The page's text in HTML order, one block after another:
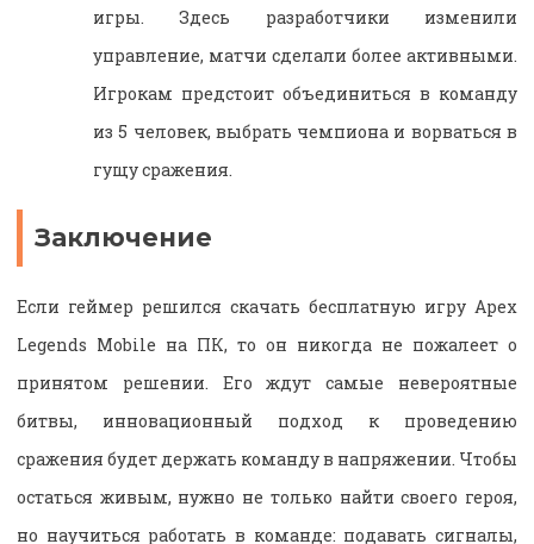
игры. Здесь разработчики изменили
управление, матчи сделали более активными.
Игрокам предстоит объединиться в команду
из 5 человек, выбрать чемпиона и ворваться в
гущу сражения.
Заключение
Если геймер решился скачать бесплатную игру Apex
Legends Mobile на ПК, то он никогда не пожалеет о
принятом решении. Его ждут самые невероятные
битвы, инновационный подход к проведению
сражения будет держать команду в напряжении. Чтобы
остаться живым, нужно не только найти своего героя,
но научиться работать в команде: подавать сигналы,